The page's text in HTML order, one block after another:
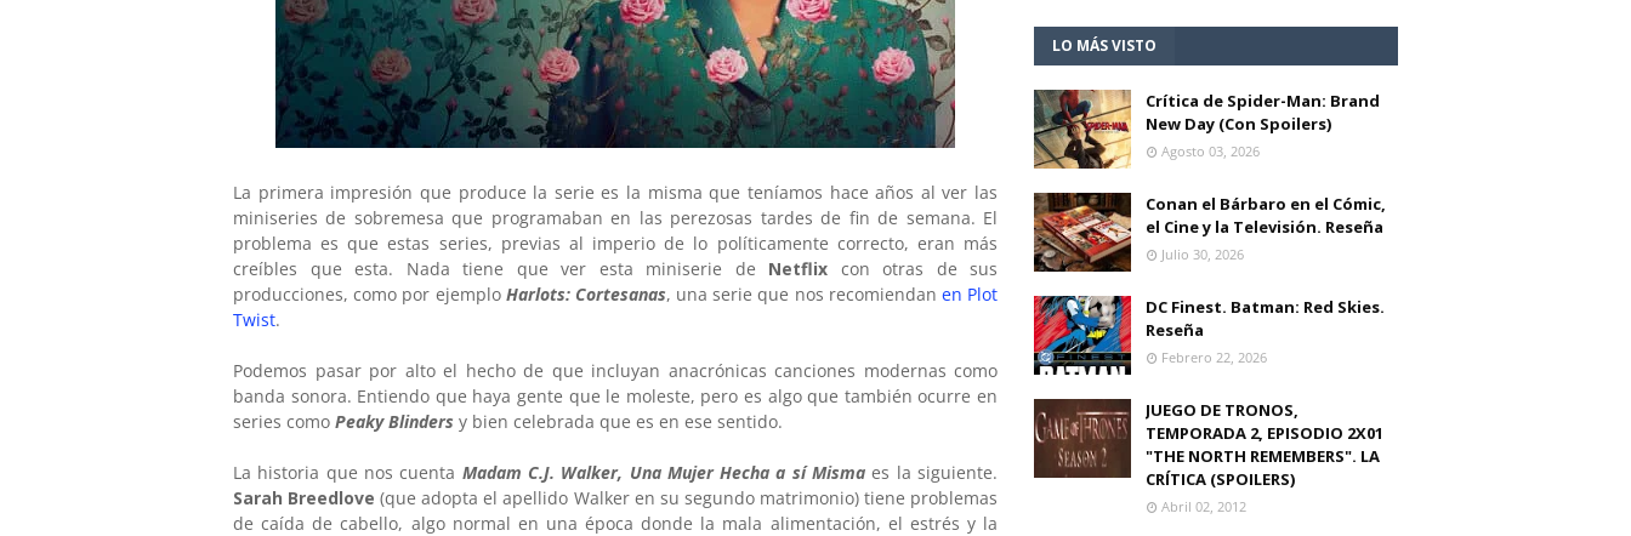
La primera impresión que produce la serie es la misma que teníamos hace años al ver las
miniseries de sobremesa que programaban en las perezosas tardes de fin de semana. El
problema es que estas series, previas al imperio de lo políticamente correcto, eran más
creíbles que esta. Nada tiene que ver esta miniserie de Netflix con otras de sus
producciones, como por ejemplo Harlots: Cortesanas, una serie que nos recomiendan en Plot
Twist.
Podemos pasar por alto el hecho de que incluyan anacrónicas canciones modernas como
banda sonora. Entiendo que haya gente que le moleste, pero es algo que también ocurre en
series como Peaky Blinders y bien celebrada que es en ese sentido.
La historia que nos cuenta Madam C.J. Walker, Una Mujer Hecha a sí Misma es la siguiente.
Sarah Breedlove (que adopta el apellido Walker en su segundo matrimonio) tiene problemas
de caída de cabello, algo normal en una época donde la mala alimentación, el estrés y la
LO MÁS VISTO
Crítica de Spider-Man: Brand
New Day (Con Spoilers)
Agosto 03, 2026
Conan el Bárbaro en el Cómic,
el Cine y la Televisión. Reseña
Julio 30, 2026
DC Finest. Batman: Red Skies.
Reseña
Febrero 22, 2026
JUEGO DE TRONOS,
TEMPORADA 2, EPISODIO 2X01
"THE NORTH REMEMBERS". LA
CRÍTICA (SPOILERS)
Abril 02, 2012